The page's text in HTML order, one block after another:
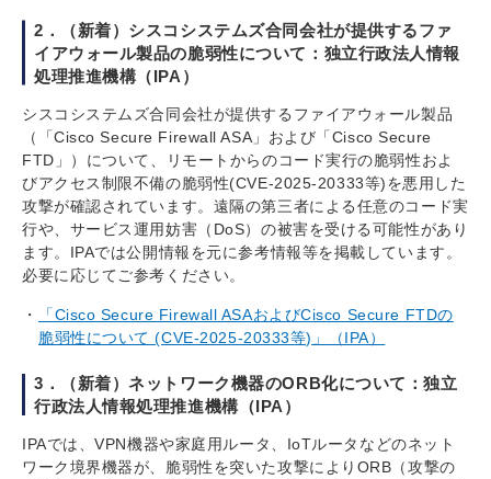
2．（新着）シスコシステムズ合同会社が提供するファ
イアウォール製品の脆弱性について：独立行政法人情報
処理推進機構（IPA）
シスコシステムズ合同会社が提供するファイアウォール製品
（「Cisco Secure Firewall ASA」および「Cisco Secure
FTD」）について、リモートからのコード実行の脆弱性およ
びアクセス制限不備の脆弱性(CVE-2025-20333等)を悪用した
攻撃が確認されています。遠隔の第三者による任意のコード実
行や、サービス運用妨害（DoS）の被害を受ける可能性があり
ます。IPAでは公開情報を元に参考情報等を掲載しています。
必要に応じてご参考ください。
「Cisco Secure Firewall ASAおよびCisco Secure FTDの
脆弱性について (CVE-2025-20333等)」（IPA）
3．（新着）ネットワーク機器のORB化について：独立
行政法人情報処理推進機構（IPA）
IPAでは、VPN機器や家庭用ルータ、IoTルータなどのネット
ワーク境界機器が、脆弱性を突いた攻撃によりORB（攻撃の